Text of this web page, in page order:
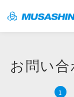
お問い合
1